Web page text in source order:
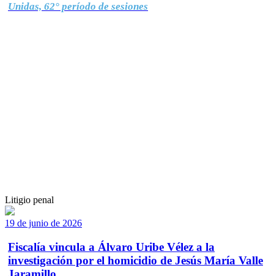
Unidas, 62° período de sesiones
Litigio penal
19 de junio de 2026
Fiscalía vincula a Álvaro Uribe Vélez a la
investigación por el homicidio de Jesús María Valle